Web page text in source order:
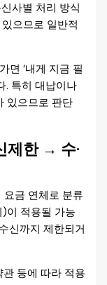
사별 처리 방식
으므로 일반적
면 ‘내게 지금 필
. 특히 대납이나
있으므로 판단
제한 → 수·
금 연체로 분류
이 적용될 가능
신까지 제한되거
등에 따라 적용